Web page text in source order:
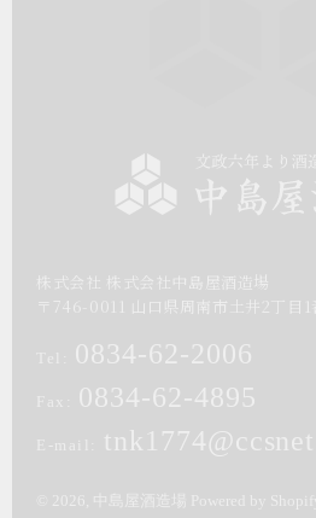
株式会社 株式会社中島屋酒造場
746-0011 山口県 周南市 土井2丁目1
0834-62-2006
0834-62-4895
© 2026, Powered by Shopify